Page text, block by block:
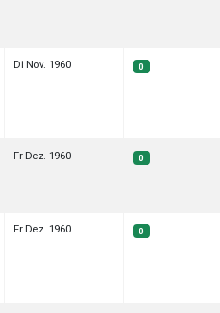
Di Nov. 1960 0
Fr Dez. 1960 0
Fr Dez. 1960 0